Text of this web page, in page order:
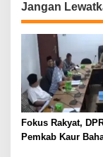
g
a
i
p
o
s
Jangan
Fokus Rakyat,
Pemkab Kaur